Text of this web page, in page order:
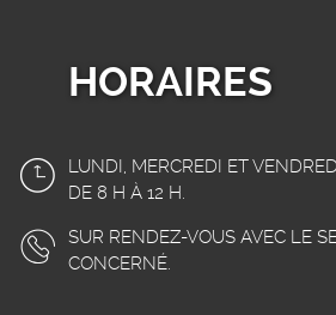
HORAIRES
LUNDI, MERCREDI ET
DE 8 H À 12 H.
SUR RENDEZ-VOUS AVEC LE
CONCERNÉ.